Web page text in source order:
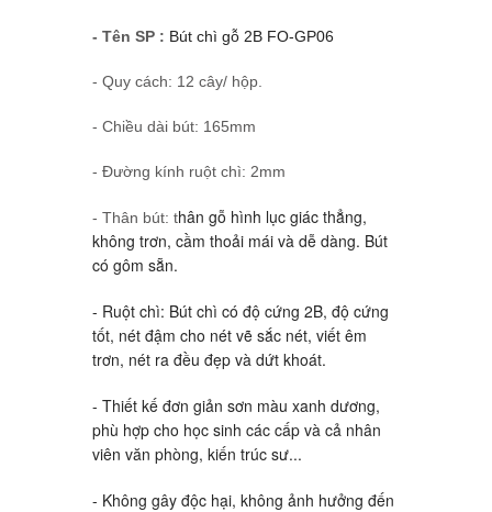
- Tên SP : Bút chì gỗ 2B FO-GP06
- Quy cách: 12 cây/ hộp.
- Chiều dài bút: 165mm
- Đường kính ruột chì: 2mm
- Thân bút: thân gỗ hình lục giác thẳng,
không trơn, cầm thoải mái và dễ dàng. Bút
có gôm sẵn.
- Ruột chì: Bút chì có độ cứng 2B, độ cứng
tốt, nét đậm cho nét vẽ sắc nét, viết êm
trơn, nét ra đều đẹp và dứt khoát.
- Thiết kế đơn giản sơn màu xanh dương,
phù hợp cho học sinh các cấp và cả nhân
viên văn phòng, kiến trúc sư...
- Không gây độc hại, không ảnh hưởng đến